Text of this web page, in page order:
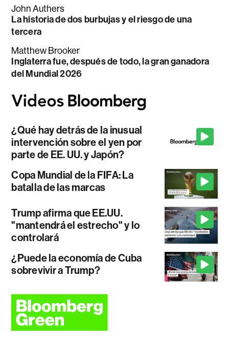
John Authers
La historia de dos burbujas y el riesgo de una
tercera
Matthew Brooker
Inglaterra fue, después de todo, la gran ganadora
del Mundial 2026
¿Qué hay detrás de la inusual
intervención sobre el yen por
parte de EE. UU. y Japón?
Copa Mundial de la FIFA: La
batalla de las marcas
Trump afirma que EE.UU.
"mantendrá el estrecho" y lo
controlará
¿Puede la economía de Cuba
sobrevivir a Trump?